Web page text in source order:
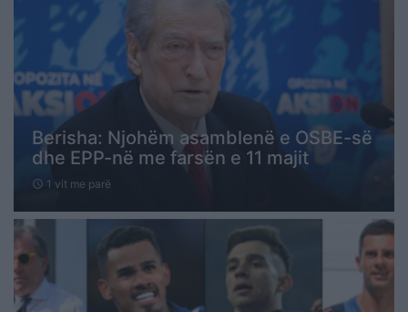
Berisha: Njohëm asamblenë e OSBE-së
dhe EPP-në me farsën e 11 majit
schedule 1 vit me parë